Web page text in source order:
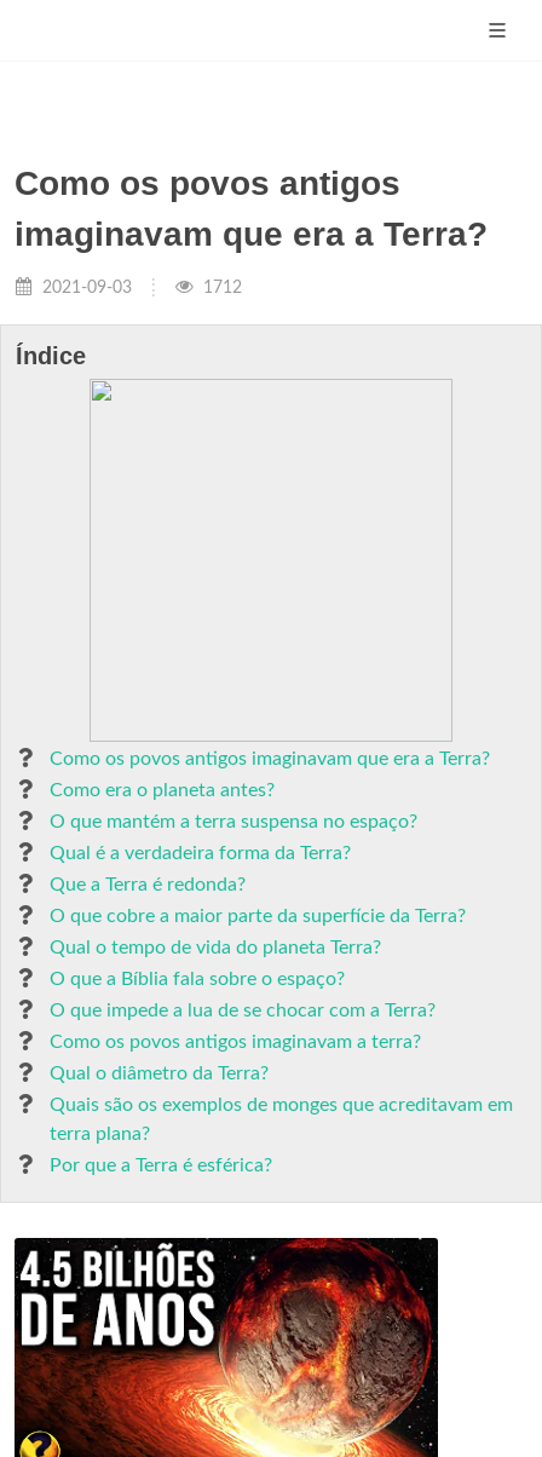
Como os povos antigos
imaginavam que era a Terra?
2021-09-03 1712
Índice
Como os povos antigos imaginavam que era a Terra?
Como era o planeta antes?
O que mantém a terra suspensa no espaço?
Qual é a verdadeira forma da Terra?
Que a Terra é redonda?
O que cobre a maior parte da superfície da Terra?
Qual o tempo de vida do planeta Terra?
O que a Bíblia fala sobre o espaço?
O que impede a lua de se chocar com a Terra?
Como os povos antigos imaginavam a terra?
Qual o diâmetro da Terra?
Quais são os exemplos de monges que acreditavam em
terra plana?
Por que a Terra é esférica?